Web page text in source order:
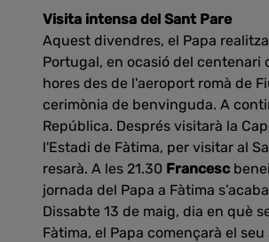
Visita intensa del Sant Pare
Aquest divendres, el Papa
Portugal, en ocasió del centenari
hores des de l'aeroport romà de
cerimònia de benvinguda. A
República. Després visitarà la
l'Estadi de Fàtima, per visitar al
resarà. A les 21.30 Francesc
jornada del Papa a Fàtima
Dissabte 13 de maig, dia en què
Fàtima, el Papa començarà el